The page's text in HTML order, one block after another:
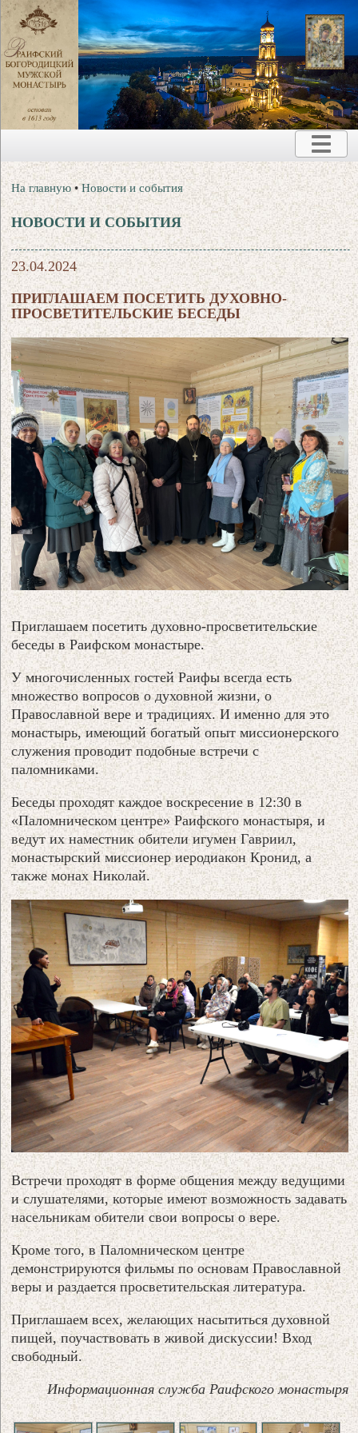
На главную •Новости и события
НОВОСТИ И СОБЫТИЯ
23.04.2024
ПРИГЛАШАЕМ ПОСЕТИТЬ ДУХОВНО-
ПРОСВЕТИТЕЛЬСКИЕ БЕСЕДЫ
Приглашаем посетить духовно-просветительские
беседы в Раифском монастыре.
У многочисленных гостей Раифы всегда есть
множество вопросов о духовной жизни, о
Православной вере и традициях. И именно для это
монастырь, имеющий богатый опыт миссионерского
служения проводит подобные встречи с
паломниками.
Беседы проходят каждое воскресение в 12:30 в
«Паломническом центре» Раифского монастыря, и
ведут их наместник обители игумен Гавриил,
монастырский миссионер иеродиакон Кронид, а
также монах Николай.
Встречи проходят в форме общения между ведущими
и слушателями, которые имеют возможность задавать
насельникам обители свои вопросы о вере.
Кроме того, в Паломническом центре
демонстрируются фильмы по основам Православной
веры и раздается просветительская литература.
Приглашаем всех, желающих насытиться духовной
пищей, поучаствовать в живой дискуссии! Вход
свободный.
Информационная служба Раифского монастыря